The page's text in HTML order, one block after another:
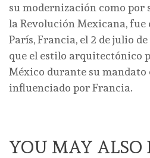
su modernización como
la Revolución Mexicana,
París, Francia, el 2 de julio de
que el estilo arquitectónico
México durante su
influenciado por Francia.
YOU MAY ALSO